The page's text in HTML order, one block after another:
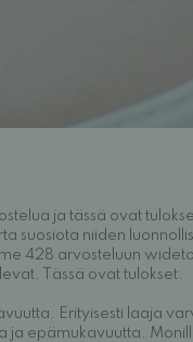
ja tässä ovat
suosiota niiden
428 arvosteluun
Tässä ovat tulokset.
Erityisesti laaja
ja epämukavuutta.